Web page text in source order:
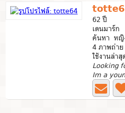
62 ปี
เดนมาร์ก
ค้นหา หญิ
4 ภาพถ่า
ใช้งานล่า
Looking